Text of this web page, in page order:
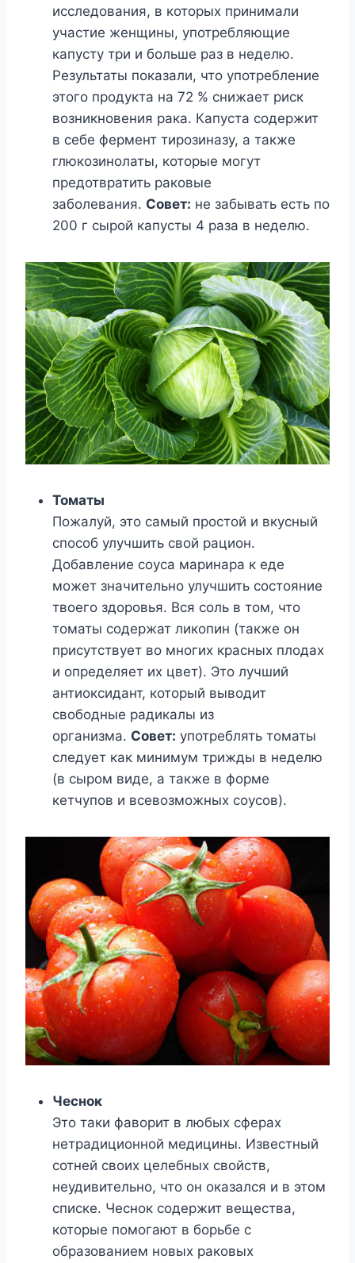
исследования, в которых принимали
участие женщины, употребляющие
капусту три и больше раз в неделю.
Результаты показали, что употребление
этого продукта на 72 % снижает риск
возникновения рака. Капуста содержит
в себе фермент тирозиназу, а также
глюкозинолаты, которые могут
предотвратить раковые
заболевания. Совет: не забывать есть по
200 г сырой капусты 4 раза в неделю.
Томаты
Пожалуй, это самый простой и вкусный
способ улучшить свой рацион.
Добавление соуса маринара к еде
может значительно улучшить состояние
твоего здоровья. Вся соль в том, что
томаты содержат ликопин (также он
присутствует во многих красных плодах
и определяет их цвет). Это лучший
антиоксидант, который выводит
свободные радикалы из
организма. Совет: употреблять томаты
следует как минимум трижды в неделю
(в сыром виде, а также в форме
кетчупов и всевозможных соусов).
Чеснок
Это таки фаворит в любых сферах
нетрадиционной медицины. Известный
сотней своих целебных свойств,
неудивительно, что он оказался и в этом
списке. Чеснок содержит вещества,
которые помогают в борьбе с
образованием новых раковых